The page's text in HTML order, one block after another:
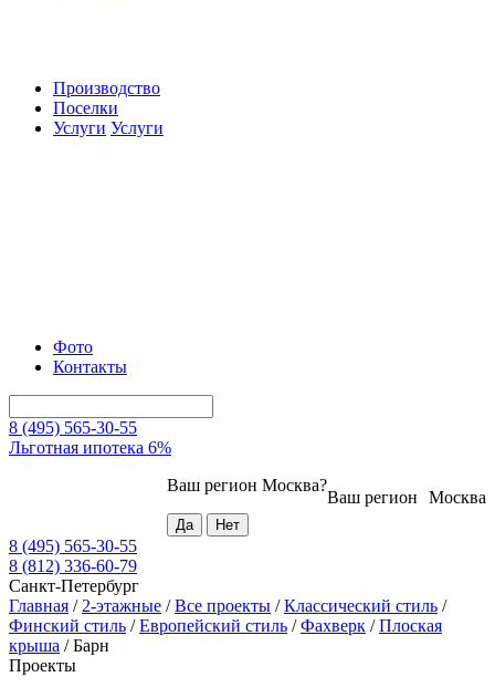
Производство
Поселки
Услуги Услуги
Фото
Контакты
8 (495) 565-30-55
Льготная ипотека 6%
Москва
Ваш регион
Ваш регион Москва?
8 (495) 565-30-55
8 (812) 336-60-79
Санкт-Петербург
Главная / 2-этажные /Все проекты /Классический стиль /
Финский стиль /Европейский стиль /Фахверк /Плоская
крыша /Барн
Проекты